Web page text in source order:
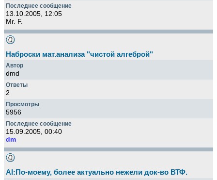
13.10.2005, 12:05
Mr. F.
Наброски мат.анализа "чистой алгеброй"
dmd
2
5956
15.09.2005, 00:40
dm
AI:По-моему, более актуально нежели док-во ВТФ.